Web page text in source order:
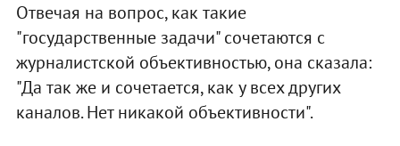
Отвечая на вопрос, как такие
"государственные задачи" сочетаются с
журналистской объективностью, она сказала:
"Да так же и сочетается, как у всех других
каналов. Нет никакой объективности".